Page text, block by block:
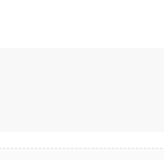
希望能让它焕然一新，航速更快